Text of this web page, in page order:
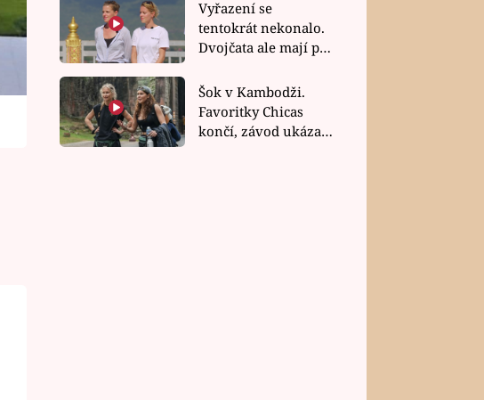
Vyřazení se
tentokrát nekonalo.
Dvojčata ale mají po
závodu nůž na krku
Šok v Kambodži.
Favoritky Chicas
končí, závod ukázal